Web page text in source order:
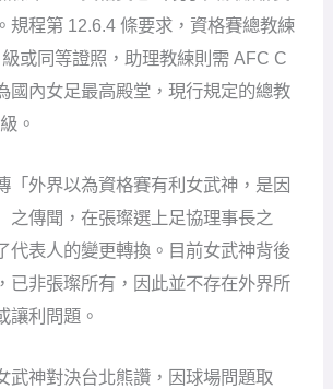
規程第 12.6.4 條要求，資格賽總教練
或同等證照，助理教練則需 AFC C
國內女足最高殿堂，現行規定的總教
。
「外界以為資格賽有利女武神，是因
之傳聞，在張璨選上足協理事長之
代表人的變更轉換。目前女武神背後
已非張璨所有，因此並不存在外界所
讓利問題。
武神對決台北熊讚，因球場問題取